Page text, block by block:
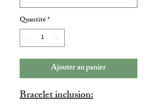
Quantité*
Ajouter au panier
Bracelet inclusion: